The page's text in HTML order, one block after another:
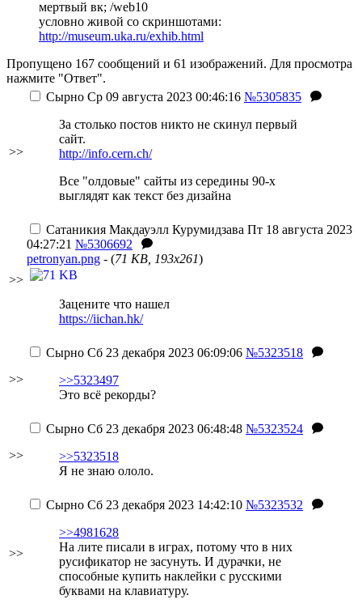
мертвый вк; /web10
условно живой со скриншотами:
http://museum.uka.ru/exhib.html
Пропущено 167 сообщений и 61 изображений. Для просмотра
нажмите "Ответ".
>>
Сырно Ср 09 августа 2023 00:46:16 №5305835
За столько постов никто не скинул первый
сайт.
http://info.cern.ch/
Все "олдовые" сайты из середины 90-х
выглядят как текст без дизайна
>>
Сатаникия Макдауэлл Курумидзава Пт 18 августа 2023
04:27:21 №5306692
petronyan.png - (71 KB, 193x261)
Зацените что нашел
https://iichan.hk/
>>
Сырно Сб 23 декабря 2023 06:09:06 №5323518
>>5323497
Это всё рекорды?
>>
Сырно Сб 23 декабря 2023 06:48:48 №5323524
>>5323518
Я не знаю ололо.
>>
Сырно Сб 23 декабря 2023 14:42:10 №5323532
>>4981628
На лите писали в играх, потому что в них
русификатор не засунуть. И дурачки, не
способные купить наклейки с русскими
буквами на клавиатуру.